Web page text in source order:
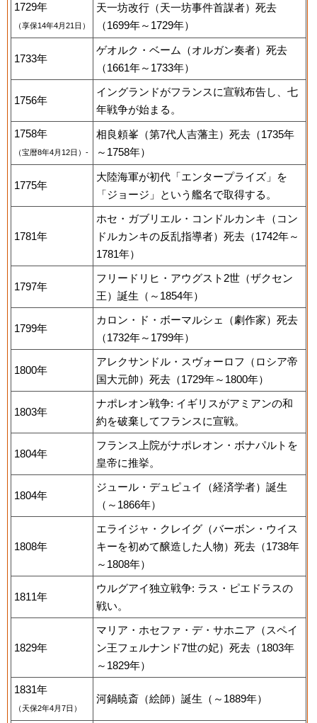
1729年
（享保14年4月21日）
天一坊改行（天一坊事件首謀者）死去
（1699年～1729年）
1733年
ゲオルク・ベーム（オルガン奏者）死去
（1661年～1733年）
1756年
イングランドがフランスに宣戦布告し、七
年戦争が始まる。
1758年
（宝暦8年4月12日）-
相良頼峯（第7代人吉藩主）死去（1735年
～1758年）
1775年
大陸海軍が初代「エンタープライズ」を
「ジョージ」という艦名で取得する。
1781年
ホセ・ガブリエル・コンドルカンキ（コン
ドルカンキの反乱指導者）死去（1742年～
1781年）
1797年
フリードリヒ・アウグスト2世（ザクセン
王）誕生（～1854年）
1799年
カロン・ド・ボーマルシェ（劇作家）死去
（1732年～1799年）
1800年
アレクサンドル・スヴォーロフ（ロシア帝
国大元帥）死去（1729年～1800年）
1803年
ナポレオン戦争: イギリスがアミアンの和
約を破棄してフランスに宣戦。
1804年
フランス上院がナポレオン・ボナパルトを
皇帝に推挙。
1804年
ジュール・デュピュイ（経済学者）誕生
（～1866年）
1808年
エライジャ・クレイグ（バーボン・ウイス
キーを初めて醸造した人物）死去（1738年
～1808年）
1811年
ウルグアイ独立戦争: ラス・ピエドラスの
戦い。
1829年
マリア・ホセファ・デ・サホニア（スペイ
ン王フェルナンド7世の妃）死去（1803年
～1829年）
1831年
（天保2年4月7日）
河鍋暁斎（絵師）誕生（～1889年）